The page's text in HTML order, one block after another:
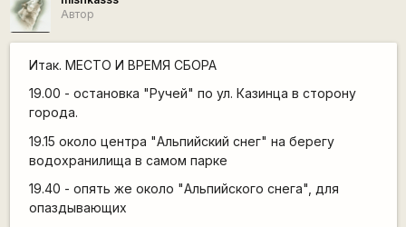
Автор
Итак. МЕСТО И ВРЕМЯ СБОРА
19.00 - остановка "Ручей" по ул. Казинца в сторону
города.
19.15 около центра "Альпийский снег" на берегу
водохранилища в самом парке
19.40 - опять же около "Альпийского снега", для
опаздывающих